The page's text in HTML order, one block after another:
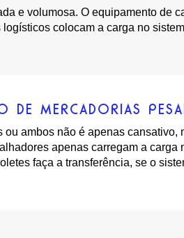
e volumosa. O equipamento de
colocam a carga no
DE MERCADORIAS
ambos não é apenas
apenas carregam a
faça a transferência, se o